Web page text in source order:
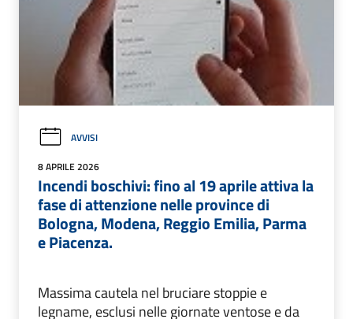
AVVISI
8 APRILE 2026
Incendi boschivi: fino al 19 aprile attiva la
fase di attenzione nelle province di
Bologna, Modena, Reggio Emilia, Parma
e Piacenza.
Massima cautela nel bruciare stoppie e
legname, esclusi nelle giornate ventose e da